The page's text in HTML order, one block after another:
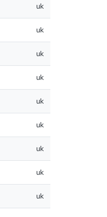
uk
uk
uk
uk
uk
uk
uk
uk
uk